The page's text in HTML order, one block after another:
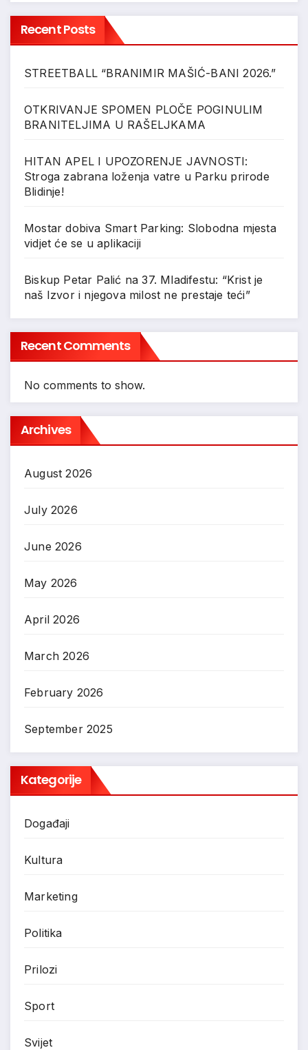
Recent Posts
STREETBALL “BRANIMIR MAŠIĆ-BANI 2026.”
OTKRIVANJE SPOMEN PLOČE POGINULIM
BRANITELJIMA U RAŠELJKAMA
HITAN APEL I UPOZORENJE JAVNOSTI:
Stroga zabrana loženja vatre u Parku prirode
Blidinje!
Mostar dobiva Smart Parking: Slobodna mjesta
vidjet će se u aplikaciji
Biskup Petar Palić na 37. Mladifestu: “Krist je
naš Izvor i njegova milost ne prestaje teći”
Recent Comments
No comments to show.
Archives
August 2026
July 2026
June 2026
May 2026
April 2026
March 2026
February 2026
September 2025
Kategorije
Događaji
Kultura
Marketing
Politika
Prilozi
Sport
Svijet